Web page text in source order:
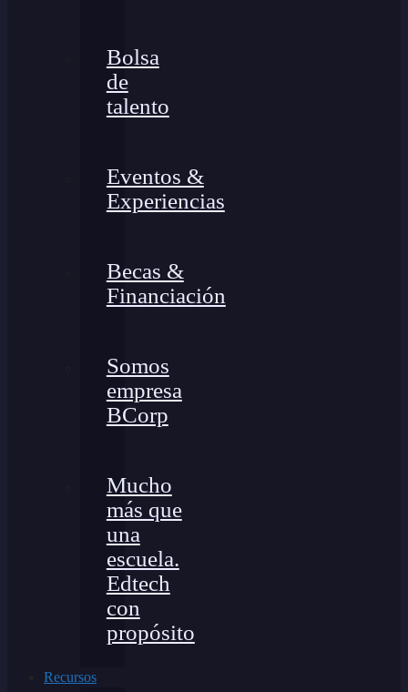
Bolsa
de
talento
Eventos &
Experiencias
Becas &
Financiación
Somos
empresa
BCorp
Mucho
más que
una
escuela.
Edtech
con
propósito
Recursos